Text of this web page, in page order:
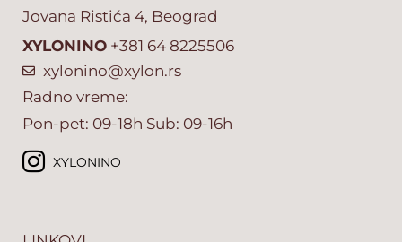
Jovana Ristića 4, Beograd
XYLONINO +381 64 8225506
xylonino@xylon.rs
Radno vreme:
Pon-pet: 09-18h Sub: 09-16h
XYLONINO